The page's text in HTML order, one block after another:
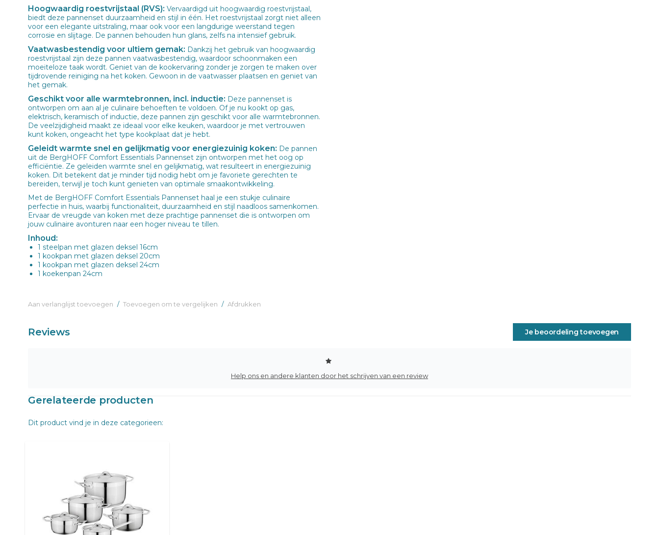
Hoogwaardig roestvrijstaal (RVS): Vervaardigd uit hoogwaardig roestvrijstaal,
biedt deze pannenset duurzaamheid en stijl in één. Het roestvrijstaal zorgt niet alleen
voor een elegante uitstraling, maar ook voor een langdurige weerstand tegen
corrosie en slijtage. De pannen behouden hun glans, zelfs na intensief gebruik.
Vaatwasbestendig voor ultiem gemak: Dankzij het gebruik van hoogwaardig
roestvrijstaal zijn deze pannen vaatwasbestendig, waardoor schoonmaken een
moeiteloze taak wordt. Geniet van de kookervaring zonder je zorgen te maken over
tijdrovende reiniging na het koken. Gewoon in de vaatwasser plaatsen en geniet van
het gemak.
Geschikt voor alle warmtebronnen, incl. inductie: Deze pannenset is
ontworpen om aan al je culinaire behoeften te voldoen. Of je nu kookt op gas,
elektrisch, keramisch of inductie, deze pannen zijn geschikt voor alle warmtebronnen.
De veelzijdigheid maakt ze ideaal voor elke keuken, waardoor je met vertrouwen
kunt koken, ongeacht het type kookplaat dat je hebt.
Geleidt warmte snel en gelijkmatig voor energiezuinig koken: De pannen
uit de BergHOFF Comfort Essentials Pannenset zijn ontworpen met het oog op
efficiëntie. Ze geleiden warmte snel en gelijkmatig, wat resulteert in energiezuinig
koken. Dit betekent dat je minder tijd nodig hebt om je favoriete gerechten te
bereiden, terwijl je toch kunt genieten van optimale smaakontwikkeling.
Met de BergHOFF Comfort Essentials Pannenset haal je een stukje culinaire
perfectie in huis, waarbij functionaliteit, duurzaamheid en stijl naadloos samenkomen.
Ervaar de vreugde van koken met deze prachtige pannenset die is ontworpen om
jouw culinaire avonturen naar een hoger niveau te tillen.
Inhoud:
1 steelpan met glazen deksel 16cm
1 kookpan met glazen deksel 20cm
1 kookpan met glazen deksel 24cm
1 koekenpan 24cm
Aan verlanglijst toevoegen / Toevoegen om te vergelijken / Afdrukken
Reviews Je beoordeling toevoegen
Help ons en andere klanten door het schrijven van een review
Gerelateerde producten
Dit product vind je in deze categorieen: